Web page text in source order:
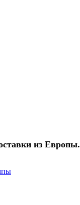
из Европы.